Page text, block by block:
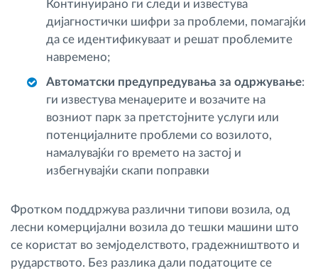
Континуирано ги следи и известува
дијагностички шифри за проблеми, помагајќи
да се идентификуваат и решат проблемите
навремено;
Автоматски предупредувања за одржување:
ги известува менаџерите и возачите на
возниот парк за претстојните услуги или
потенцијалните проблеми со возилото,
намалувајќи го времето на застој и
избегнувајќи скапи поправки
Фротком поддржува различни типови возила, од
лесни комерцијални возила до тешки машини што
се користат во земјоделството, градежништвото и
рударството. Без разлика дали податоците се